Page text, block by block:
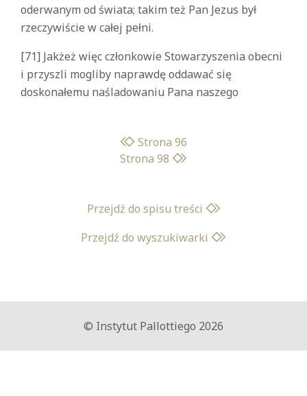
oderwanym od świata; takim też Pan Jezus był
rzeczywiście w całej pełni.
[71] Jakżeż więc członkowie Stowarzyszenia obecni
i przyszli mogliby naprawdę oddawać się
doskonałemu naśladowaniu Pana naszego
Strona 96
Strona 98
Przejdź do spisu treści
Przejdź do wyszukiwarki
© Instytut Pallottiego 2026